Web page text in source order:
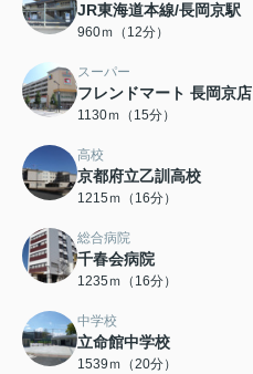
JR東海道本線/長岡京駅
960ｍ（12分）
スーパー
フレンドマート 長岡京店
1130ｍ（15分）
高校
京都府立乙訓高校
1215ｍ（16分）
総合病院
千春会病院
1235ｍ（16分）
中学校
立命館中学校
1539ｍ（20分）